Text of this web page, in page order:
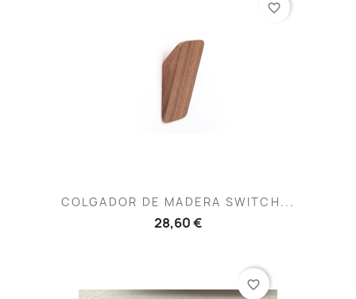
COLGADOR DE MADERA SWITCH...
28,60 €
favorite_border
favorite_border